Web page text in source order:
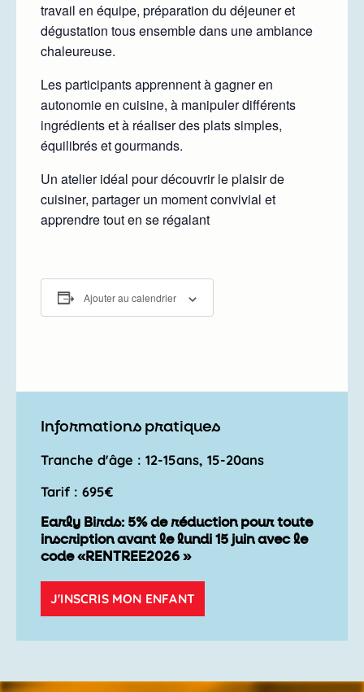
travail en équipe, préparation du déjeuner et
dégustation tous ensemble dans une ambiance
chaleureuse.
Les participants apprennent à gagner en
autonomie en cuisine, à manipuler différents
ingrédients et à réaliser des plats simples,
équilibrés et gourmands.
Un atelier idéal pour découvrir le plaisir de
cuisiner, partager un moment convivial et
apprendre tout en se régalant
Ajouter au calendrier
Informations pratiques
Tranche d'âge : 12-15ans, 15-20ans
Tarif : 695€
Early Birds: 5% de réduction pour toute
inscription avant le lundi 15 juin avec le
code «RENTREE2026 »
J'INSCRIS MON ENFANT